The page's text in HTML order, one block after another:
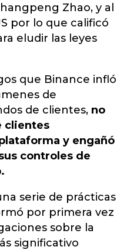
Zhao, y al
por lo que calificó
eludir las leyes
que Binance infló
de
de clientes, no
clientes
y engañó
controles de
serie de prácticas
por primera vez
sobre la
significativo